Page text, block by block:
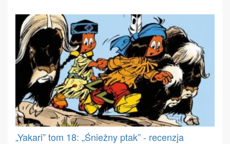
„Yakari” tom 18: „Śnieżny ptak” - recenzja